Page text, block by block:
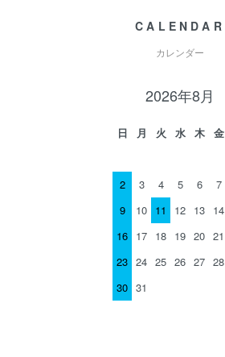
CALENDAR
カレンダー
2026年8月
日 月 火 水 木 金
2
3 4 5 6 7
9
10 11 12 13 14
16 17 18 19 20 21
23 24 25 26 27 28
30 31